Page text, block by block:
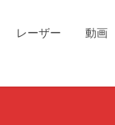
レーザー 動画